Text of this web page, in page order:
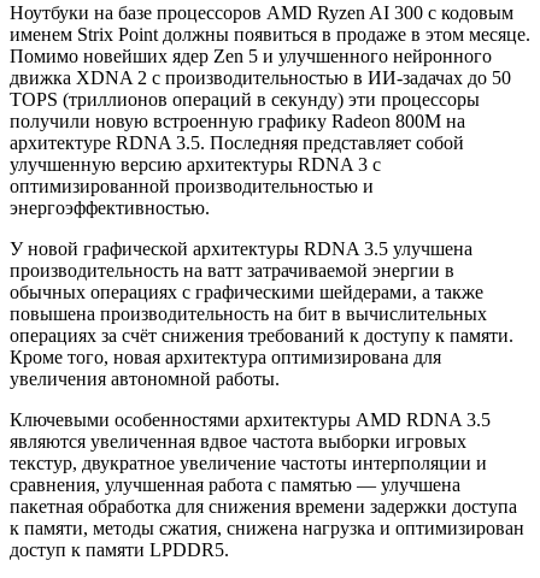
Ноутбуки на базе процессоров AMD Ryzen AI 300 с кодовым
именем Strix Point должны появиться в продаже в этом месяце.
Помимо новейших ядер Zen 5 и улучшенного нейронного
движка XDNA 2 с производительностью в ИИ-задачах до 50
TOPS (триллионов операций в секунду) эти процессоры
получили новую встроенную графику Radeon 800M на
архитектуре RDNA 3.5. Последняя представляет собой
улучшенную версию архитектуры RDNA 3 с
оптимизированной производительностью и
энергоэффективностью.
У новой графической архитектуры RDNA 3.5 улучшена
производительность на ватт затрачиваемой энергии в
обычных операциях с графическими шейдерами, а также
повышена производительность на бит в вычислительных
операциях за счёт снижения требований к доступу к памяти.
Кроме того, новая архитектура оптимизирована для
увеличения автономной работы.
Ключевыми особенностями архитектуры AMD RDNA 3.5
являются увеличенная вдвое частота выборки игровых
текстур, двукратное увеличение частоты интерполяции и
сравнения, улучшенная работа с памятью — улучшена
пакетная обработка для снижения времени задержки доступа
к памяти, методы сжатия, снижена нагрузка и оптимизирован
доступ к памяти LPDDR5.